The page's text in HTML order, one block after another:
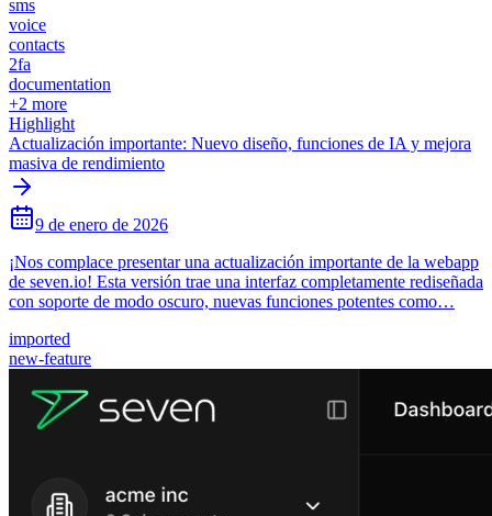
sms
voice
contacts
2fa
documentation
+2 more
Highlight
Actualización importante: Nuevo diseño, funciones de IA y mejora
masiva de rendimiento
9 de enero de 2026
¡Nos complace presentar una actualización importante de la webapp
de seven.io! Esta versión trae una interfaz completamente rediseñada
con soporte de modo oscuro, nuevas funciones potentes como…
imported
new-feature